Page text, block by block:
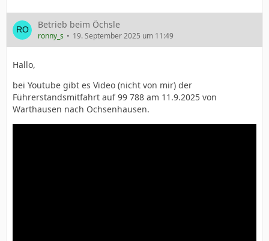
Betrieb beim Öchsle
ronny_s 19. September 2025 um 11:49
Hallo,
bei Youtube gibt es Video (nicht von mir) der
Führerstandsmitfahrt auf 99 788 am 11.9.2025 von
Warthausen nach Ochsenhausen.